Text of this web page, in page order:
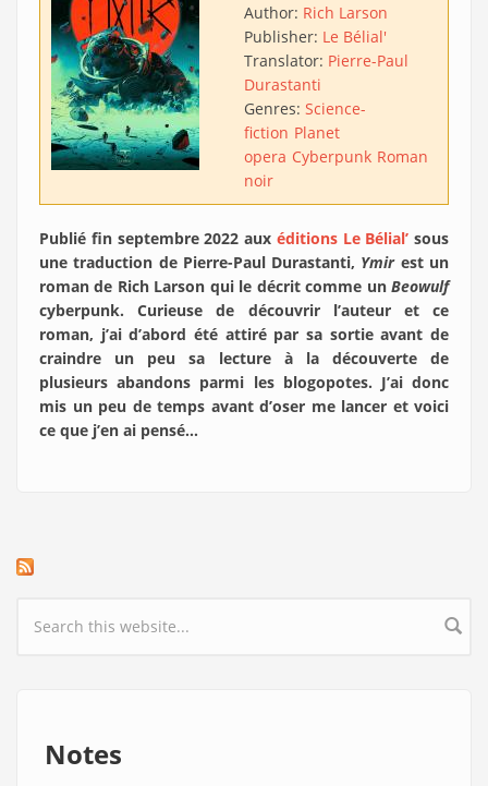
Author: Rich Larson
Publisher: Le Bélial'
Translator: Pierre-Paul
Durastanti
Genres: Science-
fiction Planet
opera Cyberpunk Roman
noir
Publié fin septembre 2022 aux éditions Le Bélial’ sous
une traduction de Pierre-Paul Durastanti, Ymirest un
roman de Rich Larson qui le décrit comme un Beowulf
cyberpunk. Curieuse de découvrir l’auteur et ce
roman, j’ai d’abord été attiré par sa sortie avant de
craindre un peu sa lecture à la découverte de
plusieurs abandons parmi les blogopotes. J’ai donc
mis un peu de temps avant d’oser me lancer et voici
ce que j’en ai pensé…
Search form
Notes